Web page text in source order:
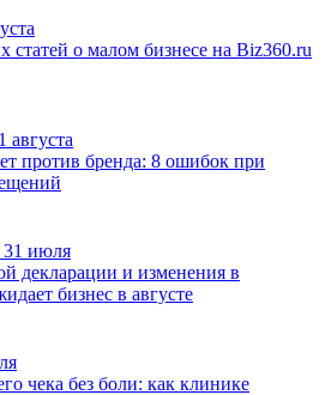
статей о малом бизнесе на Biz360.ru
августа
против бренда: 8 ошибок при
31 июля
декларации и изменения в
бизнес в августе
чека без боли: как клинике